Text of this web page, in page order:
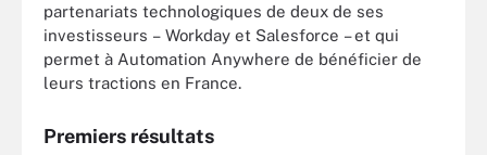
partenariats technologiques de deux de ses
investisseurs – Workday et Salesforce – et qui
permet à Automation Anywhere de bénéficier de
leurs tractions en France.
Premiers résultats